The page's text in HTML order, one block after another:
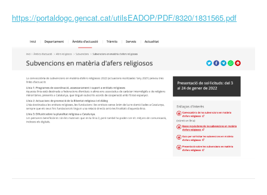
https://portaldogc.gencat.cat/utilsEADOP/PDF/8320/1831565.pdf